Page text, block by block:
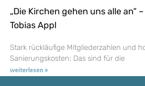
„Die Kirchen gehen uns alle an“
Tobias Appl
Stark rückläufige Mitgliederzahlen und
Sanierungskosten: Das sind für die
weiterlesen »